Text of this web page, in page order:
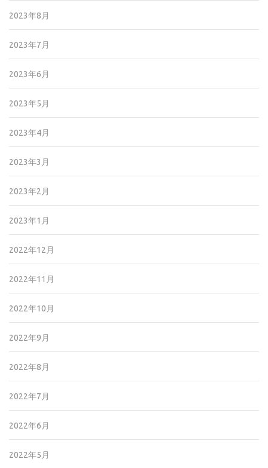
2023年8月
2023年7月
2023年6月
2023年5月
2023年4月
2023年3月
2023年2月
2023年1月
2022年12月
2022年11月
2022年10月
2022年9月
2022年8月
2022年7月
2022年6月
2022年5月